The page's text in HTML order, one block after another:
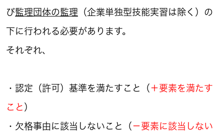
び監理団体の監理 （企業単独型技能実習は除く）の
下に行われる必要があります。
それぞれ、
・認定（許可）基準を満たすこと（ ＋要素を満たす
こと ）
・欠格事由に該当しないこと（ －要素に該当しない